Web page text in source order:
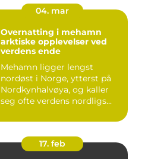
04. mar
Overnatting i mehamn
arktiske opplevelser ved
verdens ende
Mehamn ligger lengst
nordøst i Norge, ytterst på
Nordkynhalvøya, og kaller
seg ofte verdens nordligs...
17. feb